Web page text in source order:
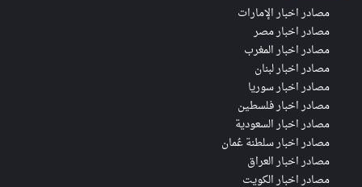
مصادر اخبار الإمارات
مصادر اخبار مصر
مصادر اخبار المغرب
مصادر اخبار لبنان
مصادر اخبار سوريا
مصادر اخبار فلسطين
مصادر اخبار السعودية
مصادر اخبار سلطنة عُمان
مصادر اخبار العراق
مصادر اخبار الكويت